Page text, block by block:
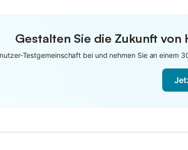
Gestalten Sie die Zukunft
Testgemeinschaft bei und nehmen Sie an einem